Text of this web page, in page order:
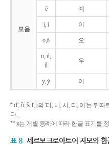
모음
ě 예
i, í 이
o,ó 오
u, ú,
ů
우
y, ý 이
* d', ň, š, t', j의 '디, 니, 시, 티, 이'는 뒤
다.
** x는 개별 용례에 따라 한글 표기를
표 8 세르보크로아트어 자모와 한